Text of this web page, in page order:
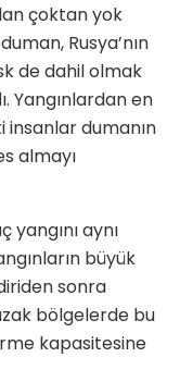
çoktan yok
Rusya’nın
de dahil olmak
Yangınlardan en
dumanın
almayı
aynı
büyük
sonra
bölgelerde bu
kapasitesine